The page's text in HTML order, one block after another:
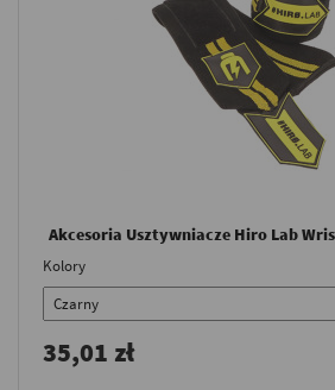
Akcesoria Usztywniacze Hiro Lab
Kolory
35,01 zł